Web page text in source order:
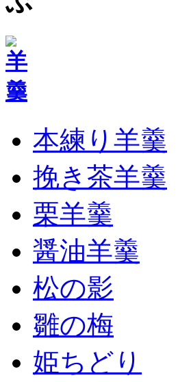
本練り羊羹
挽き茶羊羹
栗羊羹
醤油羊羹
松の影
雛の梅
姫ちどり